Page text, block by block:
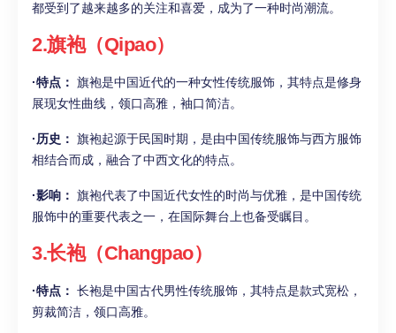
都受到了越来越多的关注和喜爱，成为了一种时尚潮流。
2.旗袍（Qipao）
·特点： 旗袍是中国近代的一种女性传统服饰，其特点是修身
展现女性曲线，领口高雅，袖口简洁。
·历史： 旗袍起源于民国时期，是由中国传统服饰与西方服饰
相结合而成，融合了中西文化的特点。
·影响： 旗袍代表了中国近代女性的时尚与优雅，是中国传统
服饰中的重要代表之一，在国际舞台上也备受瞩目。
3.长袍（Changpao）
·特点： 长袍是中国古代男性传统服饰，其特点是款式宽松，
剪裁简洁，领口高雅。